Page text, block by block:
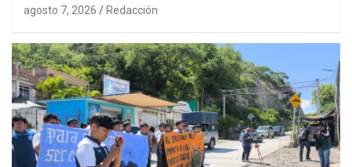
agosto 7, 2026 Redacción